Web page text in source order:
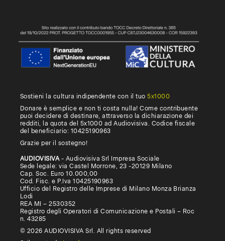
Sostieni la cultura indipendente con il tuo5x1000
Donare è semplice e non ti costa nulla! Come contribuente
puoi decidere di destinare, attraverso la dichiarazione dei
redditi, la quota del 5x1000 ad Audiovisiva. Codice fiscale
del beneficiario: 10425190963
Grazie per il sostegno!
AUDIOVISIVA- Audiovisiva Srl Impresa Sociale
Sede legale: via Castel Morrone, 23 -20129 Milano
Cap. Soc. Euro 10.000,00
Cod. Fisc. e P.Iva 10425190963
Ufficio del Registro delle Imprese di Milano Monza Brianza
Lodi
REA MI – 2530352
Registro degli Operatori di Comunicazione e Postali – Roc
n. 43285
© 2026 AUDIOVISIVA Srl. All rights reserved